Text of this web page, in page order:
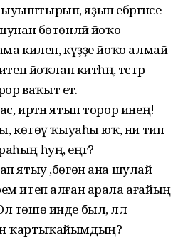
яҙып ебәргәнсе
бөтөнләй йоҡо
килеп, күҙҙе йоҡо алмай
йоҡлап китһәң, әтәстәр
ваҡыт етә.
иртән ятып торор инең!
көтөү ҡыуаһы юҡ, ни тип
һуң, еңгә?
ятыу ,бөгөн ана шулай
итеп алған арала ағайың
төшө инде был, әллә
ҡартыҡайымдың?